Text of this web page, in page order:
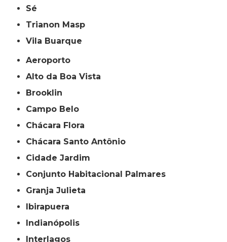
Sé
Trianon Masp
Vila Buarque
Aeroporto
Alto da Boa Vista
Brooklin
Campo Belo
Chácara Flora
Chácara Santo Antônio
Cidade Jardim
Conjunto Habitacional Palmares
Granja Julieta
Ibirapuera
Indianópolis
Interlagos